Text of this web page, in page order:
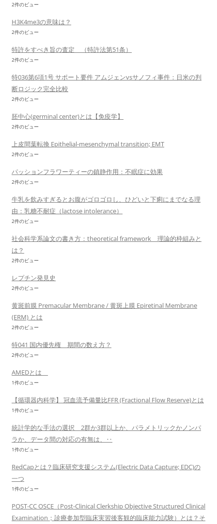
2件のビュー
H3K4me3の意味は？
2件のビュー
特許をすべき旨の査定 （特許法第51条）
2件のビュー
特036第6項1号 サポート要件 アムジェンvsサノフィ事件：日米の判
断ロジック完全比較
2件のビュー
胚中心(germinal center)とは【免疫学】
2件のビュー
上皮間葉転換 Epithelial-mesenchymal transition; EMT
2件のビュー
パッションフラワーティーの鎮静作用：不眠症に効果
2件のビュー
牛乳を飲みすぎるとお腹がゴロゴロし、ひどいと下痢にまでなる理
由：乳糖不耐症（lactose intolerance）
2件のビュー
社会科学系論文の書き方：theoretical framework 理論的枠組みと
は？
2件のビュー
レプチン発見史
2件のビュー
黄斑前膜 Premacular Membrane / 黄斑上膜 Epiretinal Membrane
(ERM) とは
2件のビュー
特041 国内優先権 期間の数え方？
2件のビュー
AMEDとは
1件のビュー
【循環器内科学】 冠血流予備量比FFR (Fractional Flow Reserve)とは
1件のビュー
統計学的な手法の選択 2群か3群以上か、パラメトリックかノンパ
ラか、データ間の対応の有無は、‥
1件のビュー
RedCapとは？臨床研究支援システム(Electric Data Capture; EDC)の
一つ
1件のビュー
POST-CC OSCE（Post-Clinical Clerkship Objective Structured Clinical
Examination；診療参加型臨床実習後客観的臨床能力試験）とは？そ